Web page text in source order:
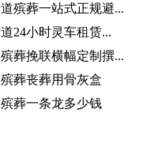
殡葬一站式正规避...
24小时灵车租赁...
葬挽联横幅定制撰...
葬丧葬用骨灰盒
葬一条龙多少钱